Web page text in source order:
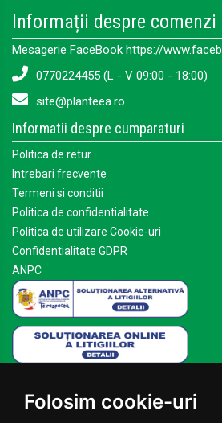
Folosim cookie-uri
Informații despre comenzi
Mesagerie FaceBook https://
0770224455 (L - V 09:00 - 18:00)
site@planteea.ro
Informatii despre cumparaturi
Politica de retur
Intrebari frecvente
Termeni si conditii
Politica de confidentialitate
Politica de utilizare Cookie-uri
Confidentialitate GDPR
ANPC
Acasa